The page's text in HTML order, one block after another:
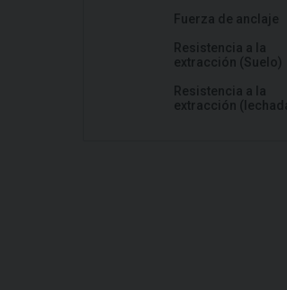
Fuerza de anclaje
Resistencia a la
extracción (Suelo)
Resistencia a la
extracción